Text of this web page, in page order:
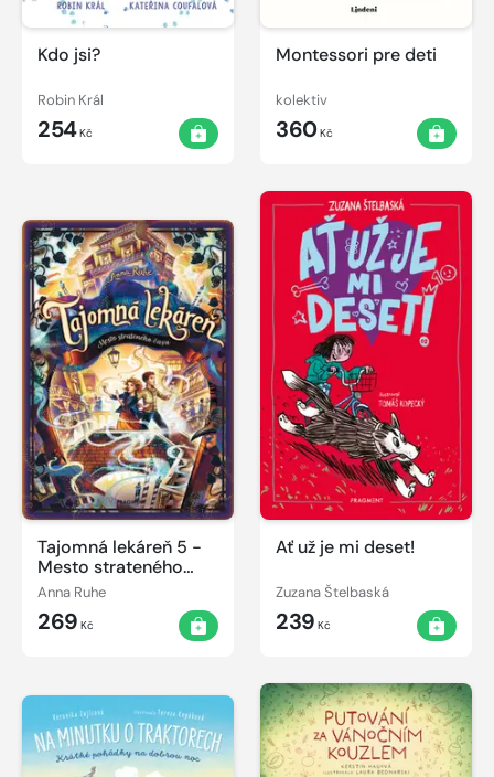
Kdo jsi?
Robin Král
254Kč
Montessori pre deti
kolektiv
360Kč
Tajomná lekáreň 5 -
Mesto strateného
času
Anna Ruhe
269 Kč
Ať už je mi deset!
Zuzana Štelbaská
239 Kč